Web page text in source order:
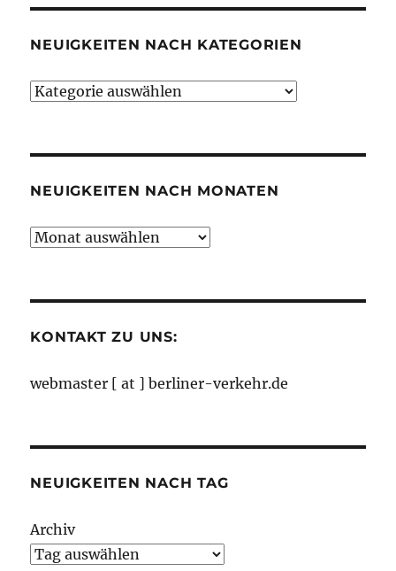
NEUIGKEITEN NACH KATEGORIEN
Neuigkeiten
NEUIGKEITEN NACH MONATEN
Neuigkeiten
KONTAKT ZU UNS:
webmaster [ at ] berliner-verkehr.de
NEUIGKEITEN NACH TAG
Archiv